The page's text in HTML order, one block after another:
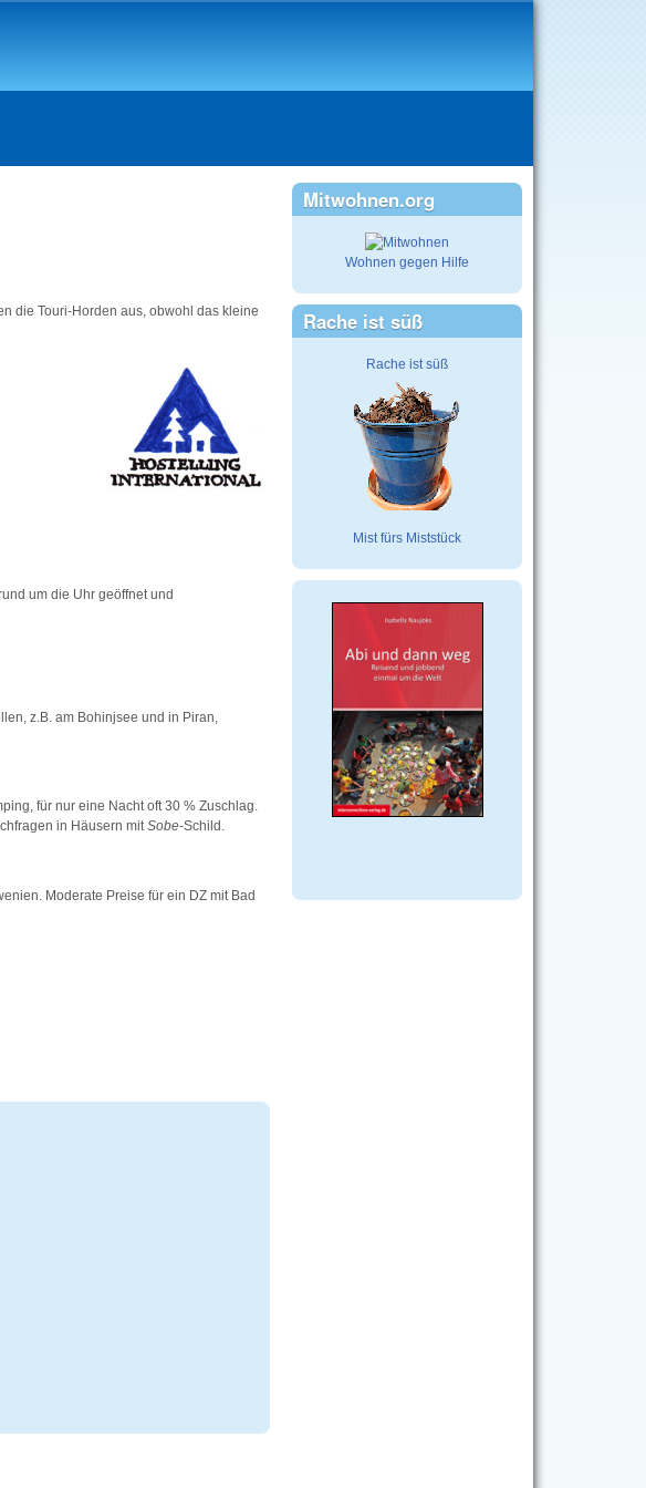
die Touri-Horden aus, obwohl das kleine
um die Uhr geöffnet und
z.B. am Bohinjsee und in Piran,
für nur eine Nacht oft 30 % Zuschlag.
in Häusern mitSobe-Schild.
Moderate Preise für ein DZ mit Bad
Mitwohnen.org
Wohnen gegen Hilfe
Rache ist süß
Rache ist süß
Mist fürs Miststück